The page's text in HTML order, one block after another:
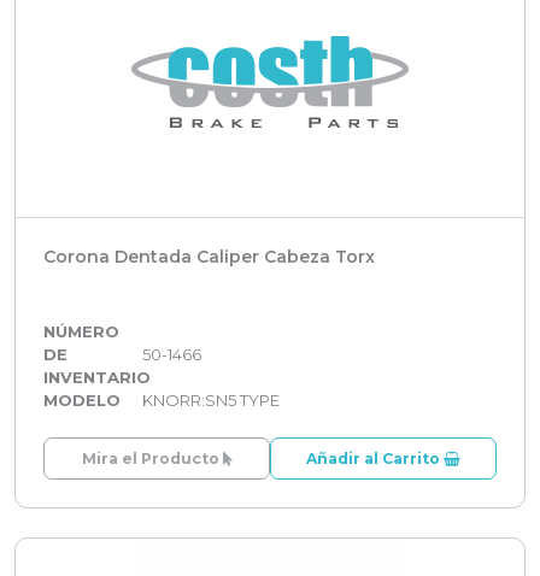
Corona Dentada Caliper Cabeza Torx
NÚMERO
DE
INVENTARIO
50-1466
MODELO KNORR:SN5 TYPE
Mira el Producto Añadir al Carrito